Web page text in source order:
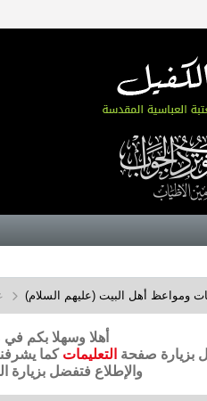
ومواعظ أهل البيت (عليهم السلام)
أهلا وسهلا بكم في
بزيارة صفحة التعليمات كما
والإطلاع فتفضل بزيارة